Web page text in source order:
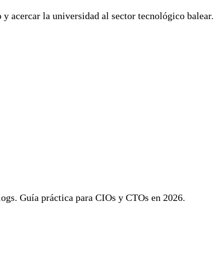
acercar la universidad al sector tecnológico balear.
Guía práctica para CIOs y CTOs en 2026.